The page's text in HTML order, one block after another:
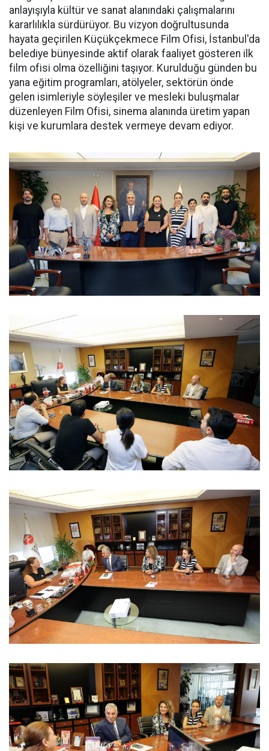
anlayışıyla kültür ve sanat alanındaki çalışmalarını
kararlılıkla sürdürüyor. Bu vizyon doğrultusunda
hayata geçirilen Küçükçekmece Film Ofisi, İstanbul'da
belediye bünyesinde aktif olarak faaliyet gösteren ilk
film ofisi olma özelliğini taşıyor. Kurulduğu günden bu
yana eğitim programları, atölyeler, sektörün önde
gelen isimleriyle söyleşiler ve mesleki buluşmalar
düzenleyen Film Ofisi, sinema alanında üretim yapan
kişi ve kurumlara destek vermeye devam ediyor.